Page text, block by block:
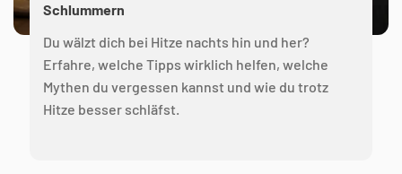
Schlummern
Du wälzt dich bei Hitze nachts hin und her?
Erfahre, welche Tipps wirklich helfen, welche
Mythen du vergessen kannst und wie du trotz
Hitze besser schläfst.